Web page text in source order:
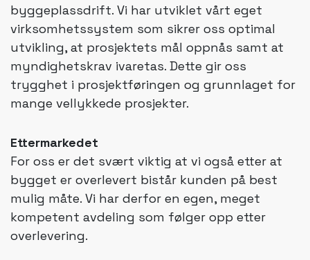
byggeplassdrift. Vi har utviklet vårt eget
virksomhetssystem som sikrer oss optimal
utvikling, at prosjektets mål oppnås samt at
myndighetskrav ivaretas. Dette gir oss
trygghet i prosjektføringen og grunnlaget for
mange vellykkede prosjekter.
Ettermarkedet
For oss er det svært viktig at vi også etter at
bygget er overlevert bistår kunden på best
mulig måte. Vi har derfor en egen, meget
kompetent avdeling som følger opp etter
overlevering.